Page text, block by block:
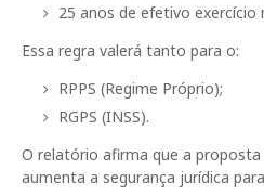
25 anos de efetivo exercício
Essa regra valerá tanto para o:
RPPS (Regime Próprio);
RGPS (INSS).
O relatório afirma que a proposta
aumenta a segurança jurídica